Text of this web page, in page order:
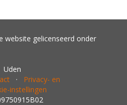
website gelicenseerd onder
Uden
· Privacy- en
instellingen